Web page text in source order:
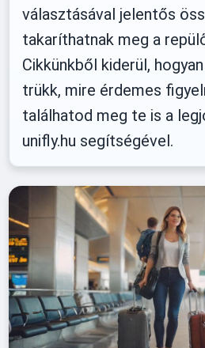
választásával jelentős
takaríthatnak meg a
Cikkünkből kiderül,
trükk, mire érdemes
találhatod meg te is a
unifly.hu segítségével.